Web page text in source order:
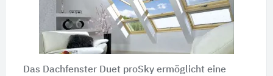
Das Dachfenster Duet proSky ermöglicht eine